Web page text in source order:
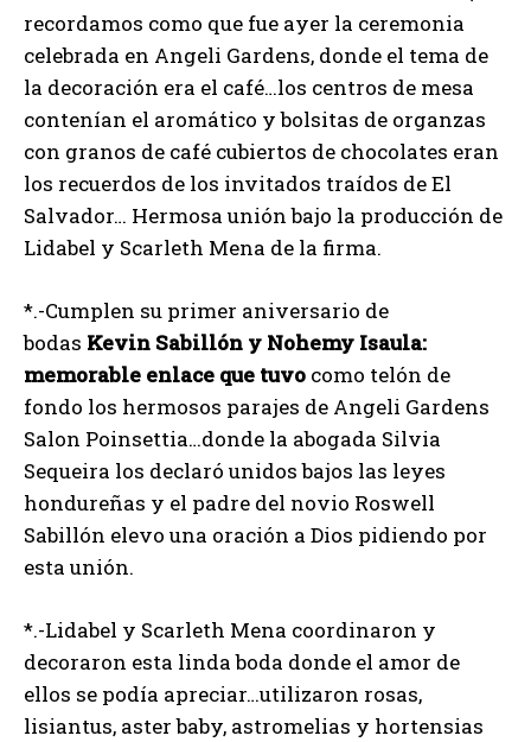
recordamos como que fue ayer la ceremonia
celebrada en Angeli Gardens, donde el tema de
la decoración era el café…los centros de mesa
contenían el aromático y bolsitas de organzas
con granos de café cubiertos de chocolates eran
los recuerdos de los invitados traídos de El
Salvador… Hermosa unión bajo la producción de
Lidabel y Scarleth Mena de la firma.
*.-Cumplen su primer aniversario de
bodas Kevin Sabillón y Nohemy Isaula:
memorable enlace que tuvo como telón de
fondo los hermosos parajes de Angeli Gardens
Salon Poinsettia…donde la abogada Silvia
Sequeira los declaró unidos bajos las leyes
hondureñas y el padre del novio Roswell
Sabillón elevo una oración a Dios pidiendo por
esta unión.
*.-Lidabel y Scarleth Mena coordinaron y
decoraron esta linda boda donde el amor de
ellos se podía apreciar…utilizaron rosas,
lisiantus, aster baby, astromelias y hortensias